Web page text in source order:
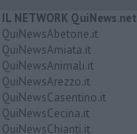
IL NETWORK QuiNews.net
QuiNewsAbetone.it
QuiNewsAmiata.it
QuiNewsAnimali.it
QuiNewsArezzo.it
QuiNewsCasentino.it
QuiNewsCecina.it
QuiNewsChianti.it